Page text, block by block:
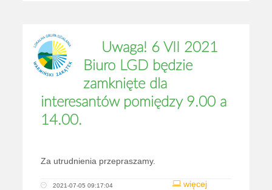
Uwaga! 6 VII 2021
Biuro LGD będzie
zamknięte dla
interesantów pomiędzy 9.00 a
14.00.
Za utrudnienia przepraszamy.
więcej
2021-07-05 09:17:04